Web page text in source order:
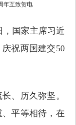
年互致贺电
，国家主席习近
祝两国建交50
、历久弥坚。
平等相待，在